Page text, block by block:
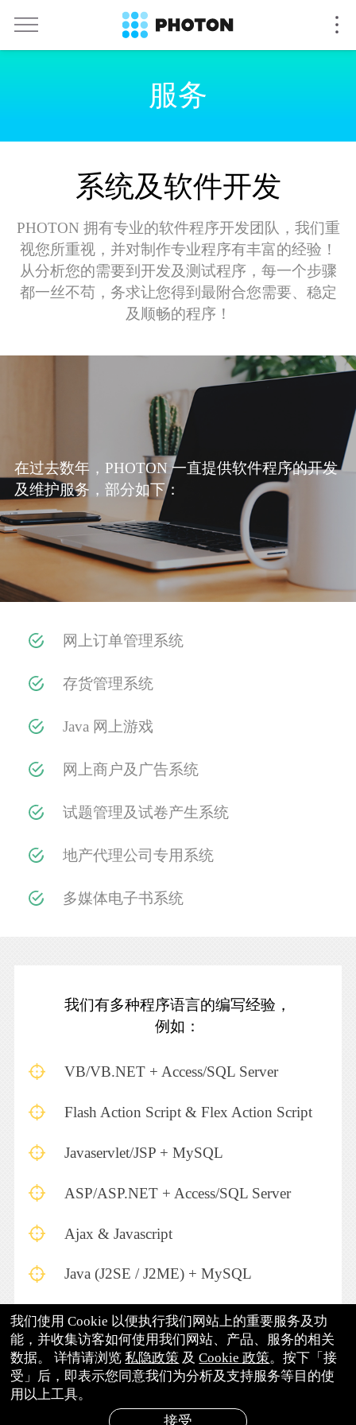
服务
系统及软件开发
PHOTON 拥有专业的软件程序开发团队，我们重
视您所重视，并对制作专业程序有丰富的经验！
从分析您的需要到开发及测试程序，每一个步骤
都一丝不苟，务求让您得到最附合您需要、稳定
及顺畅的程序！
在过去数年，PHOTON 一直提供软件程序的开发
及维护服务，部分如下：
网上订单管理系统
存货管理系统
Java 网上游戏
网上商户及广告系统
试题管理及试卷产生系统
地产代理公司专用系统
多媒体电子书系统
我们有多种程序语言的编写经验，
例如：
VB/VB.NET + Access/SQL Server
Flash Action Script & Flex Action Script
Javaservlet/JSP + MySQL
ASP/ASP.NET + Access/SQL Server
Ajax & Javascript
Java (J2SE / J2ME) + MySQL
PHP + MySQL + Apache
我们使用 Cookie 以便执行我们网站上的重要服务及功
能，并收集访客如何使用我们网站、产品、服务的相关
数据。 详情请浏览私隐政策 及Cookie 政策。按下「接
受」后，即表示您同意我们为分析及支持服务等目的使
用以上工具。
接受